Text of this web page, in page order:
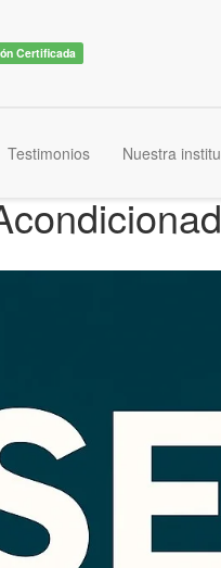
Certificada
Testimonios Nuestra